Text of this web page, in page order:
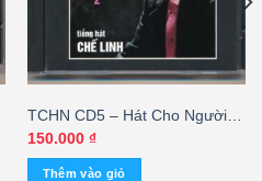
TCHN CD5 – Hát Cho Người
Tình Phụ 2 – Chế Linh
150.000 ₫
Thêm vào giỏ